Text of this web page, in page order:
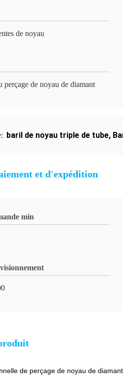
de noyau
perçage de noyau de diamant
baril de noyau triple de tube,
et d'expédition
min
de perçage de noyau de